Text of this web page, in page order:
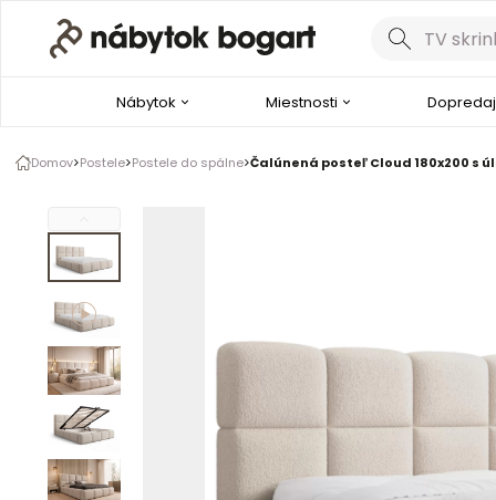
Nábytok Miestnosti
Domov Postele Postele do spálne Čalúnená posteľ Cloud 180x200 s
1 z 7 Galéria produktu Fotografie zákazníkov